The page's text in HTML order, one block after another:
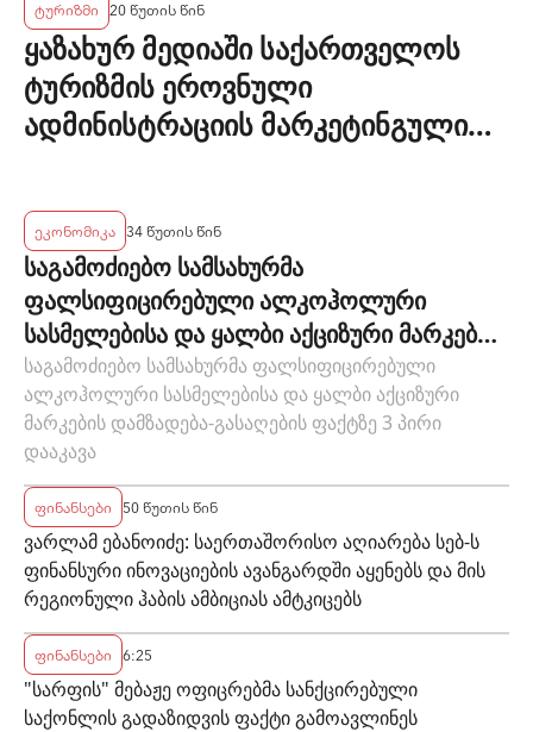
ტურიზმი 20 წუთის წინ
ყაზახურ მედიაში საქართველოს
ტურიზმის ეროვნული
ადმინისტრაციის მარკეტინგული
მომზადდა
ეკონომიკა 34 წუთის წინ
საგამოძიებო სამსახურმა
ფალსიფიცირებული ალკოჰოლური
სასმელებისა და ყალბი აქციზური მარკების
დამზადება-გასაღების ფაქტზე 3 პირი
დააკავა
საგამოძიებო სამსახურმა ფალსიფიცირებული
ალკოჰოლური სასმელებისა და ყალბი აქციზური
მარკების დამზადება-გასაღების ფაქტზე 3 პირი
დააკავა
ფინანსები 50 წუთის წინ
ვარლამ ებანოიძე: საერთაშორისო აღიარება სებ-ს
ფინანსური ინოვაციების ავანგარდში აყენებს და მის
რეგიონული ჰაბის ამბიციას ამტკიცებს
ფინანსები 6:25
"სარფის" მებაჟე ოფიცრებმა სანქცირებული
საქონლის გადაზიდვის ფაქტი გამოავლინეს